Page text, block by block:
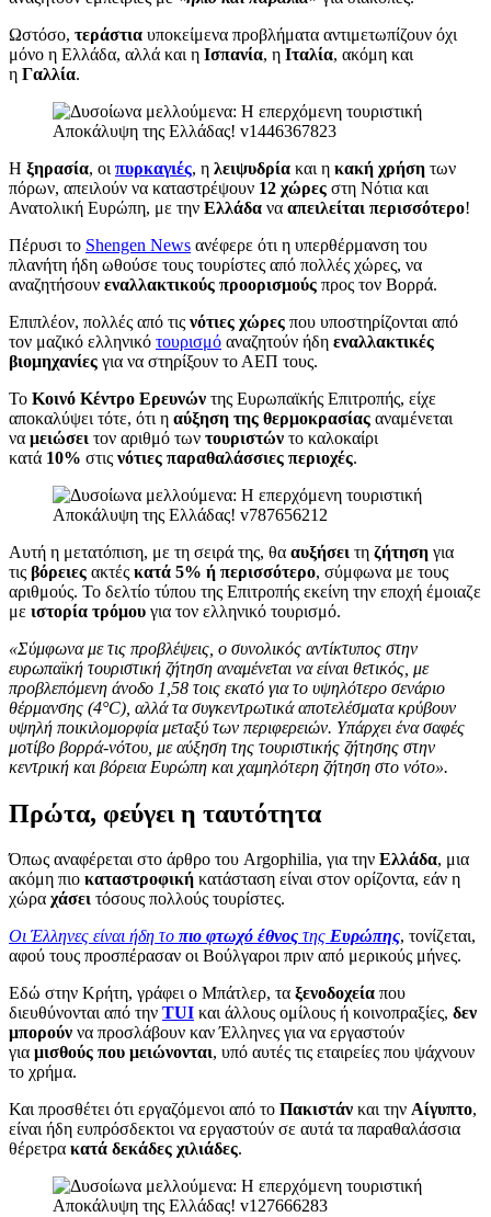
Ωστόσο, τεράστια υποκείμενα προβλήματα αντιμετωπίζουν όχι
μόνο η Ελλάδα, αλλά και η Ισπανία, η Ιταλία, ακόμη και
η Γαλλία.
Η ξηρασία, οι πυρκαγιές, η λειψυδρία και η κακή χρήση των
πόρων, απειλούν να καταστρέψουν 12 χώρες στη Νότια και
Ανατολική Ευρώπη, με την Ελλάδα να απειλείται περισσότερο!
Πέρυσι το Shengen News ανέφερε ότι η υπερθέρμανση του
πλανήτη ήδη ωθούσε τους τουρίστες από πολλές χώρες, να
αναζητήσουν εναλλακτικούς προορισμούς προς τον Βορρά.
Επιπλέον, πολλές από τις νότιες χώρες που υποστηρίζονται από
τον μαζικό ελληνικό τουρισμό αναζητούν ήδη εναλλακτικές
βιομηχανίες για να στηρίξουν το ΑΕΠ τους.
Το Κοινό Κέντρο Ερευνών της Ευρωπαϊκής Επιτροπής, είχε
αποκαλύψει τότε, ότι η αύξηση της θερμοκρασίας αναμένεται
να μειώσει τον αριθμό των τουριστών το καλοκαίρι
κατά 10% στις νότιες παραθαλάσσιες περιοχές.
Αυτή η μετατόπιση, με τη σειρά της, θα αυξήσει τη ζήτηση για
τις βόρειες ακτές κατά 5% ή περισσότερο, σύμφωνα με τους
αριθμούς. Το δελτίο τύπου της Επιτροπής εκείνη την εποχή έμοιαζε
με ιστορία τρόμου για τον ελληνικό τουρισμό.
«Σύμφωνα με τις προβλέψεις, ο συνολικός αντίκτυπος στην
ευρωπαϊκή τουριστική ζήτηση αναμένεται να είναι θετικός, με
προβλεπόμενη άνοδο 1,58 τοις εκατό για το υψηλότερο σενάριο
θέρμανσης (4°C), αλλά τα συγκεντρωτικά αποτελέσματα κρύβουν
υψηλή ποικιλομορφία μεταξύ των περιφερειών. Υπάρχει ένα σαφές
μοτίβο βορρά-νότου, με αύξηση της τουριστικής ζήτησης στην
κεντρική και βόρεια Ευρώπη και χαμηλότερη ζήτηση στο νότο».
Πρώτα, φεύγει η ταυτότητα
Όπως αναφέρεται στο άρθρο του Argophilia, για την Ελλάδα, μια
ακόμη πιο καταστροφική κατάσταση είναι στον ορίζοντα, εάν η
χώρα χάσει τόσους πολλούς τουρίστες.
Οι Έλληνες είναι ήδη το πιο φτωχό έθνος της Ευρώπης, τονίζεται,
αφού τους προσπέρασαν οι Βούλγαροι πριν από μερικούς μήνες.
Εδώ στην Κρήτη, γράφει ο Μπάτλερ, τα ξενοδοχεία που
διευθύνονται από την TUI και άλλους ομίλους ή κοινοπραξίες, δεν
μπορούν να προσλάβουν καν Έλληνες για να εργαστούν
για μισθούς που μειώνονται, υπό αυτές τις εταιρείες που ψάχνουν
το χρήμα.
Και προσθέτει ότι εργαζόμενοι από το Πακιστάν και την Αίγυπτο,
είναι ήδη ευπρόσδεκτοι να εργαστούν σε αυτά τα παραθαλάσσια
θέρετρα κατά δεκάδες χιλιάδες.